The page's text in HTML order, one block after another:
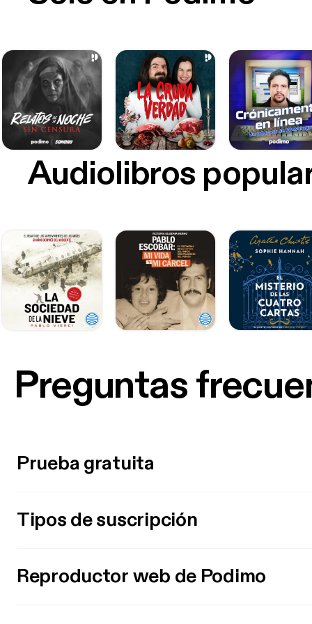
Audiolibros
Preguntas
Prueba gratuita
Tipos de suscripción
Reproductor web de Podimo